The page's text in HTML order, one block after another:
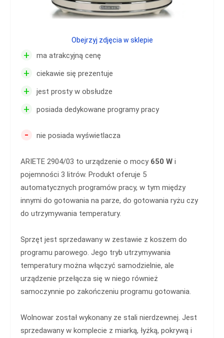
+ ma atrakcyjną cenę
+ ciekawie się prezentuje
+ jest prosty w obsłudze
+ posiada dedykowane programy pracy
- nie posiada wyświetlacza
ARIETE 2904/03 to urządzenie o mocy 650 W i
pojemności 3 litrów. Produkt oferuje 5
automatycznych programów pracy, w tym między
innymi do gotowania na parze, do gotowania ryżu czy
do utrzymywania temperatury.
Sprzęt jest sprzedawany w zestawie z koszem do
programu parowego. Jego tryb utrzymywania
temperatury można włączyć samodzielnie, ale
urządzenie przełącza się w niego również
samoczynnie po zakończeniu programu gotowania.
Wolnowar został wykonany ze stali nierdzewnej. Jest
sprzedawany w komplecie z miarką, łyżką, pokrywą i
Obejrzyj zdjęcia w sklepie